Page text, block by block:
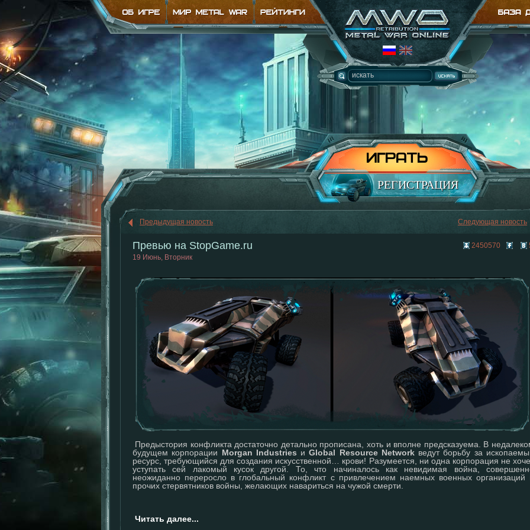
ИГРАТЬ
РЕГИСТРАЦИЯ
Предыдущая новость Следующая новость
Превью на StopGame.ru 2450570
19 Июнь, Вторник
Предыстория конфликта достаточно детально прописана, хоть и вполне предсказуема. В
будущем корпорации Morgan Industries иGlobal Resource Networkведут борьбу за
ресурс, требующийся для создания искусственной… крови! Разумеется, ни одна корпорация не
уступать сей лакомый кусок другой. То, что начиналось как невидимая война,
неожиданно переросло в глобальный конфликт с привлечением наемных военных организаций
прочих стервятников войны, желающих навариться на чужой смерти.
Читать далее...